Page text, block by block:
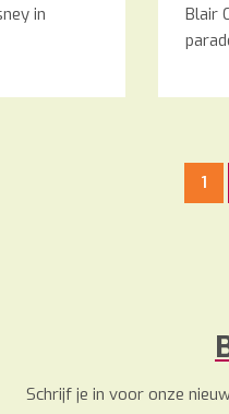
in
Blair
1
Schrijf je in voor onze